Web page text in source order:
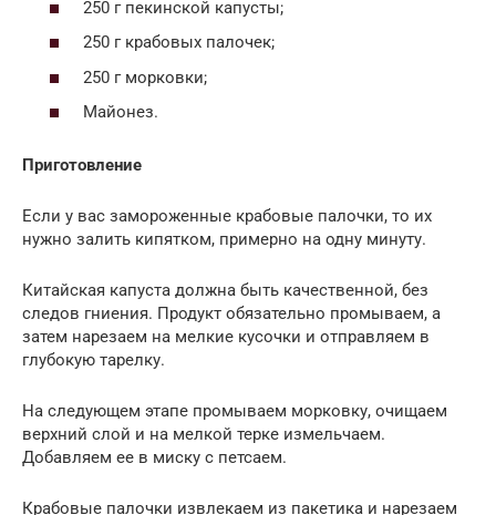
250 г пекинской капусты;
250 г крабовых палочек;
250 г морковки;
Майонез.
Приготовление
Если у вас замороженные крабовые палочки, то их
нужно залить кипятком, примерно на одну минуту.
Китайская капуста должна быть качественной, без
следов гниения. Продукт обязательно промываем, а
затем нарезаем на мелкие кусочки и отправляем в
глубокую тарелку.
На следующем этапе промываем морковку, очищаем
верхний слой и на мелкой терке измельчаем.
Добавляем ее в миску с петсаем.
Крабовые палочки извлекаем из пакетика и нарезаем